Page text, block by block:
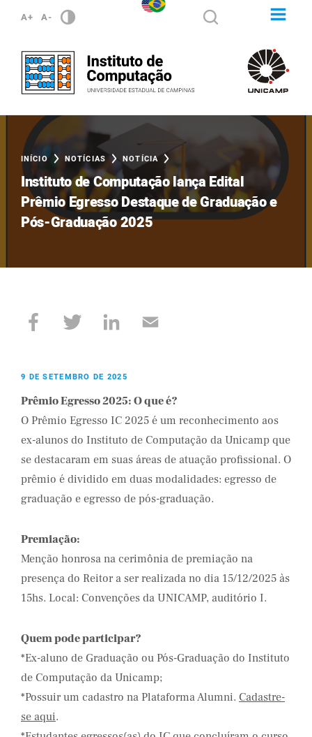
A+ A-
INÍCIO NOTÍCIAS NOTÍCIA
Instituto de Computação lança Edital
Prêmio Egresso Destaque de Graduação e
Pós-Graduação 2025
9 DE SETEMBRO DE 2025
Prêmio Egresso 2025: O que é?
O Prêmio Egresso IC 2025 é um reconhecimento aos
ex-alunos do Instituto de Computação da Unicamp que
se destacaram em suas áreas de atuação profissional. O
prêmio é dividido em duas modalidades: egresso de
graduação e egresso de pós-graduação.
Premiação:
Menção honrosa na cerimônia de premiação na
presença do Reitor a ser realizada no dia 15/12/2025 às
15hs. Local: Convenções da UNICAMP, auditório I.
Quem pode participar?
*Ex-aluno de Graduação ou Pós-Graduação do Instituto
de Computação da Unicamp;
*Possuir um cadastro na Plataforma Alumni. Cadastre-
se aqui.